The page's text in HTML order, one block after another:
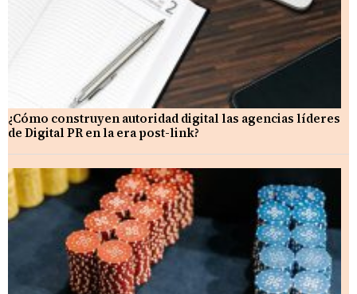
¿Cómo construyen autoridad digital las agencias líderes
de Digital PR en la era post-link?